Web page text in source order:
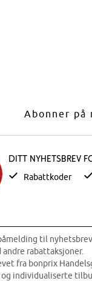
Abonner
Ditt nyhetsbrev
Rabattkoder
til
andre rabattaksjoner.
fra bonprix
individualiserte